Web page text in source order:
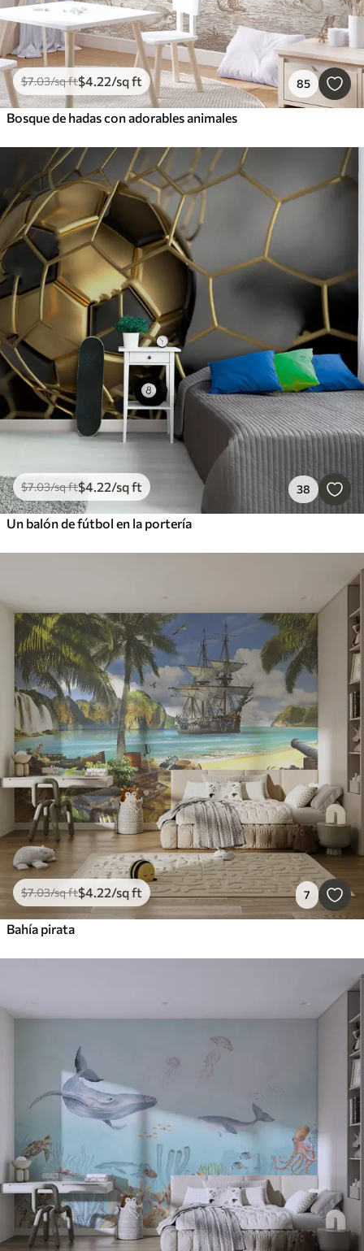
$7.03/sq ft$4 .22/sq ft 85
Bosque de hadas con adorables animales
$7.03/sq ft$4 .22/sq ft 38
Un balón de fútbol en la portería
$7.03/sq ft$4 .22/sq ft 7
Bahía pirata